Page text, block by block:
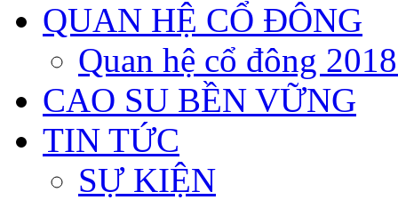
QUAN HỆ CỔ ĐÔNG
Quan hệ cổ đông
CAO SU BỀN VỮNG
TIN TỨC
SỰ KIỆN